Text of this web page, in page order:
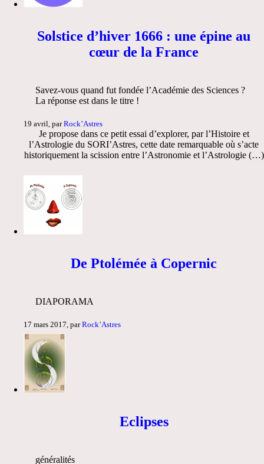
Solstice d’hiver 1666 : une épine au
cœur de la France
Savez-vous quand fut fondée l’Académie des Sciences ?
La réponse est dans le titre !
19 avril, parRock’Astres
Je propose dans ce petit essai d’explorer, par l’Histoire et
l’Astrologie du SORI’Astres, cette date remarquable où s’acte
historiquement la scission entre l’Astronomie et l’Astrologie (…)
De Ptolémée à Copernic
DIAPORAMA
17 mars 2017, parRock’Astres
Eclipses
généralités